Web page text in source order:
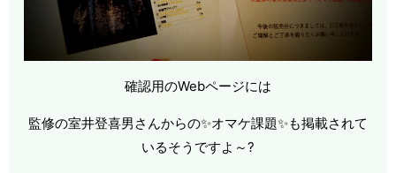
確認用のWebページには
監修の室井登喜男さんからの✨オマケ課題✨も掲載されて
いるそうですよ～?